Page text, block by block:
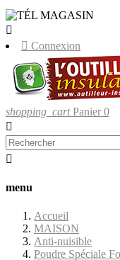

 Connexion
shopping_cart Panier 0


menu
Accueil
MAISON
Anti-nuisible
Poudre Spéciale